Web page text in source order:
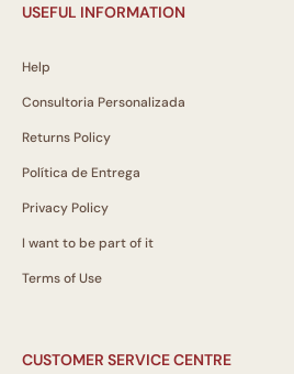
USEFUL INFORMATION
Help
Consultoria Personalizada
Returns Policy
Política de Entrega
Privacy Policy
I want to be part of it
Terms of Use
CUSTOMER SERVICE CENTRE